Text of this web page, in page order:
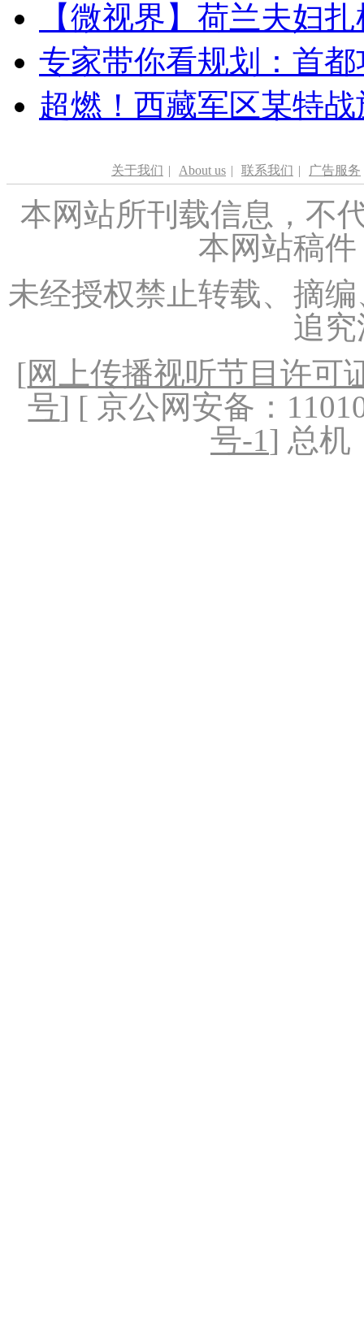
【微视界】荷兰夫妇
专家带你看规划：首
超燃！西藏军区某特
关于我们 | About us | 联系我们 | 广告服务
本网站所刊载信息，不
本网站稿
未经授权禁止转载、摘
追
[网上传播视听节目许可
号] [ 京公网安备：
号-1] 总机